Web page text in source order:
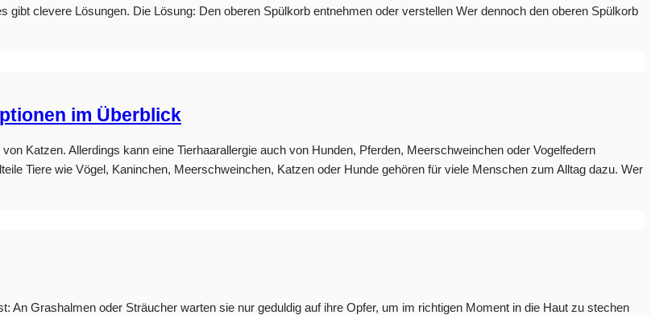
clevere Lösungen. Die Lösung: Den oberen Spülkorb entnehmen oder verstellen Wer dennoch den oberen Spülkorb
im Überblick
Katzen. Allerdings kann eine Tierhaarallergie auch von Hunden, Pferden, Meerschweinchen oder Vogelfedern
Tiere wie Vögel, Kaninchen, Meerschweinchen, Katzen oder Hunde gehören für viele Menschen zum Alltag dazu. Wer
Grashalmen oder Sträucher warten sie nur geduldig auf ihre Opfer, um im richtigen Moment in die Haut zu stechen